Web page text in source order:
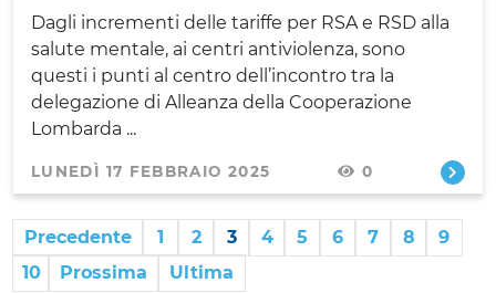
Dagli incrementi delle tariffe per RSA e RSD alla
salute mentale, ai centri antiviolenza, sono
questi i punti al centro dell’incontro tra la
delegazione di Alleanza della Cooperazione
Lombarda ...
LUNEDÌ 17 FEBBRAIO 2025 0
Precedente 1 2 3 4 5 6 7 8
9
10
Prossima Ultima